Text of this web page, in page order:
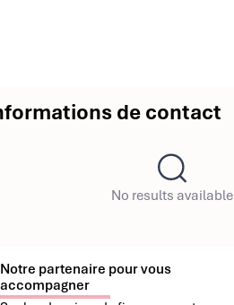
de contact
No results available
Notre partenaire pour vous
accompagner